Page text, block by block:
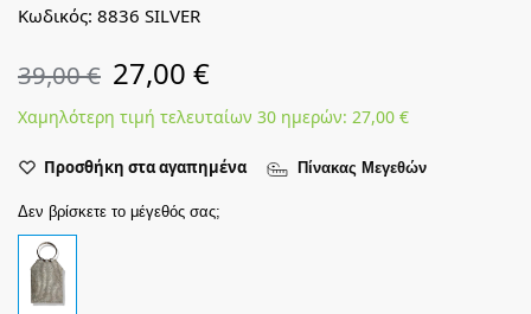
Κωδικός: 8836 SILVER
39,00€ 27,00 €
Χαμηλότερη τιμή τελευταίων 30 ημερών: 27,00 €
Προσθήκη στα αγαπημένα Πίνακας Μεγεθών
Δεν βρίσκετε το μέγεθός σας;